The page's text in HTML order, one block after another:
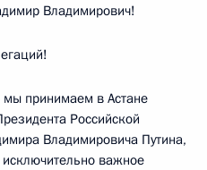
Владимирович!
принимаем в Астане
Российской
Владимировича Путина,
исключительно важное